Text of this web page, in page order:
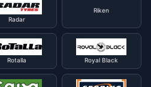
Radar
Riken
Rotalla Royal Black